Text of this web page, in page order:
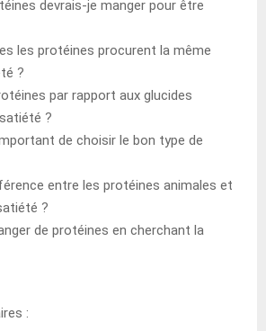
devrais-je manger pour être
les protéines procurent la même
?
par rapport aux glucides
?
de choisir le bon type de
entre les protéines animales et
?
de protéines en cherchant la
: